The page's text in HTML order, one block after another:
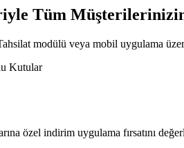
Tüm
modülü veya mobil uygulama
özel indirim uygulama fırsatını